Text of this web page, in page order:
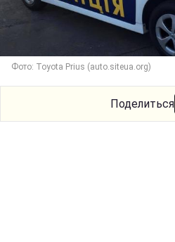
Фото: Toyota Prius (auto.siteua.org)
Поделиться